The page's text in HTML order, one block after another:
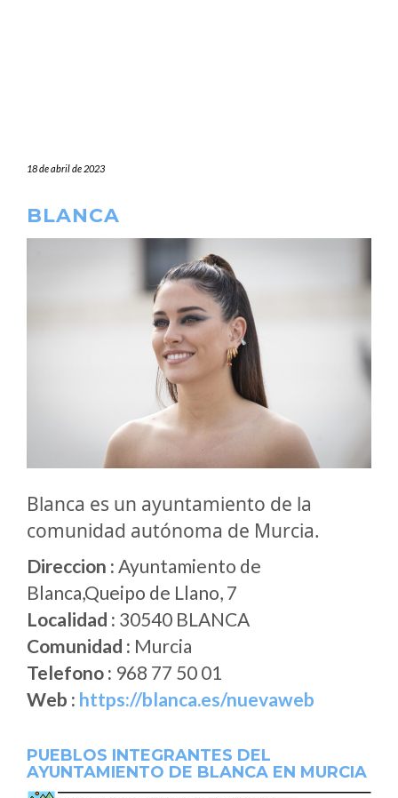
18 de abril de 2023
BLANCA
Blanca es un ayuntamiento de la
comunidad autónoma de Murcia.
Direccion : Ayuntamiento de
Blanca,Queipo de Llano, 7
Localidad : 30540 BLANCA
Comunidad : Murcia
Telefono : 968 77 50 01
Web : https://blanca.es/nuevaweb
PUEBLOS INTEGRANTES DEL
AYUNTAMIENTO DE BLANCA EN MURCIA